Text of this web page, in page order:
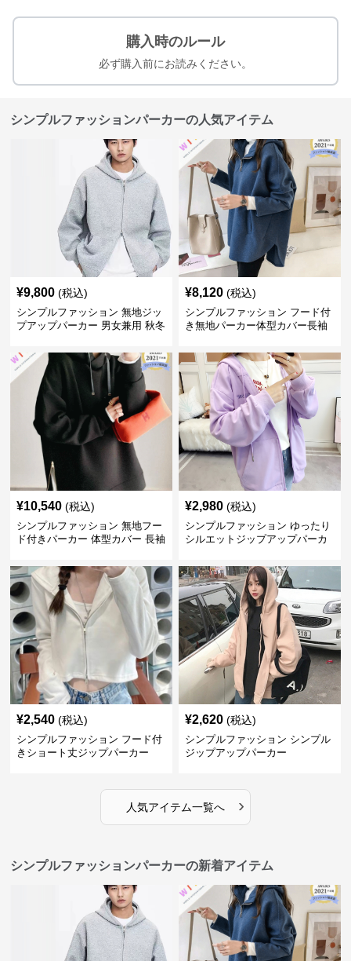
購入時のルール
必ず購入前にお読みください。
シンプルファッションパーカーの人気アイテム
¥9,800 (税込)
シンプルファッション 無地ジッ
プアップパーカー 男女兼用 秋冬
¥8,120 (税込)
シンプルファッション フード付
き無地パーカー体型カバー長袖
¥10,540 (税込)
シンプルファッション 無地フー
ド付きパーカー 体型カバー 長袖
¥2,980 (税込)
シンプルファッション ゆったり
シルエットジップアップパーカ
¥2,540 (税込)
シンプルファッション フード付
きショート丈ジップパーカー
¥2,620 (税込)
シンプルファッション シンプル
ジップアップパーカー
人気アイテム一覧へ ›
シンプルファッションパーカーの新着アイテム